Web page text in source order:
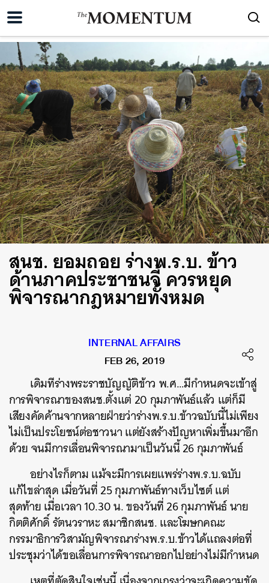
สนช. ยอมถอย ร่างพ.ร.บ. ข้าว
ด้านภาคประชาชนจี้ ควรหยุด
พิจารณากฎหมายทั้งหมด
INTERNAL AFFAIRS
FEB 26, 2019
เดิมทีร่างพระราชบัญญัติข้าว พ.ศ…มีกำหนดจะเข้าสู่
การพิจารณาของสนช.ตั้งแต่ 20 กุมภาพันธ์แล้ว แต่ก็มี
เสียงคัดค้านจากหลายฝ่ายว่าร่างพ.ร.บ.ข้าวฉบับนี้ไม่เพียง
ไม่เป็นประโยชน์ต่อชาวนา แต่ยังสร้างปัญหาเพิ่มขึ้นมาอีก
ด้วย จนมีการเลื่อนพิจารณามาเป็นวันนี้ 26 กุมภาพันธ์
อย่างไรก็ตาม แม้จะมีการเผยแพร่ร่างพ.ร.บ.ฉบับ
แก้ไขล่าสุด เมื่อวันที่ 25 กุมภาพันธ์ทางเว็บไซต์ แต่
สุดท้าย เมื่อเวลา 10.30 น. ของวันที่ 26 กุมภาพันธ์ นาย
กิตติศักดิ์ รัตนวราหะ สมาชิกสนช. และโฆษกคณะ
กรรมาธิการวิสามัญพิจารณาร่างพ.ร.บ.ข้าวได้แถลงต่อที่
ประชุมว่าได้ขอเลื่อนการพิจารณาออกไปอย่างไม่มีกำหนด